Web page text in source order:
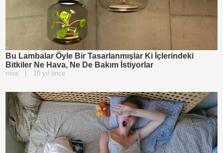
Bu Lambalar Öyle Bir Tasarlanmışlar Ki İçlerindeki
Bitkiler Ne Hava, Ne De Bakım İstiyorlar
mira | 10 yıl önce